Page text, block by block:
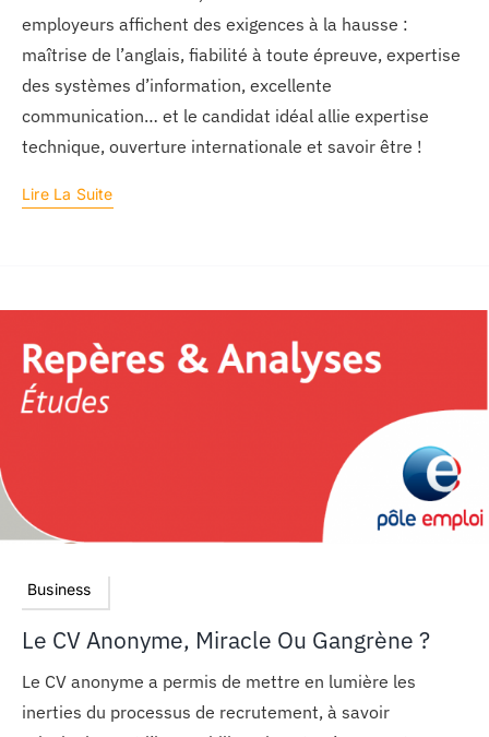
employeurs affichent des exigences à la hausse :
maîtrise de l’anglais, fiabilité à toute épreuve, expertise
des systèmes d’information, excellente
communication… et le candidat idéal allie expertise
technique, ouverture internationale et savoir être !
Lire La Suite
Business
Le CV Anonyme, Miracle Ou Gangrène ?
Le CV anonyme a permis de mettre en lumière les
inerties du processus de recrutement, à savoir